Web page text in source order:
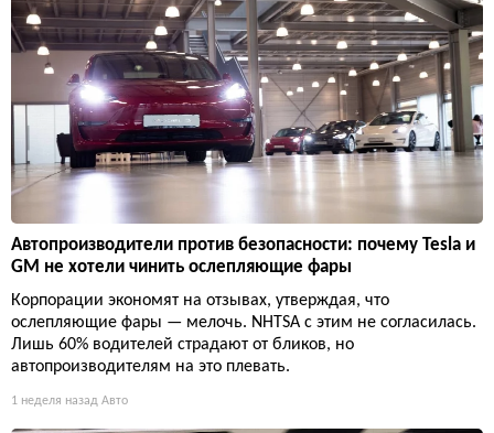
Автопроизводители против безопасности: почему Tesla и
GM не хотели чинить ослепляющие фары
Корпорации экономят на отзывах, утверждая, что
ослепляющие фары — мелочь. NHTSA с этим не согласилась.
Лишь 60% водителей страдают от бликов, но
автопроизводителям на это плевать.
1 неделя назад Авто